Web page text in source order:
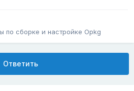
по сборке и настройке Opkg
Ответить